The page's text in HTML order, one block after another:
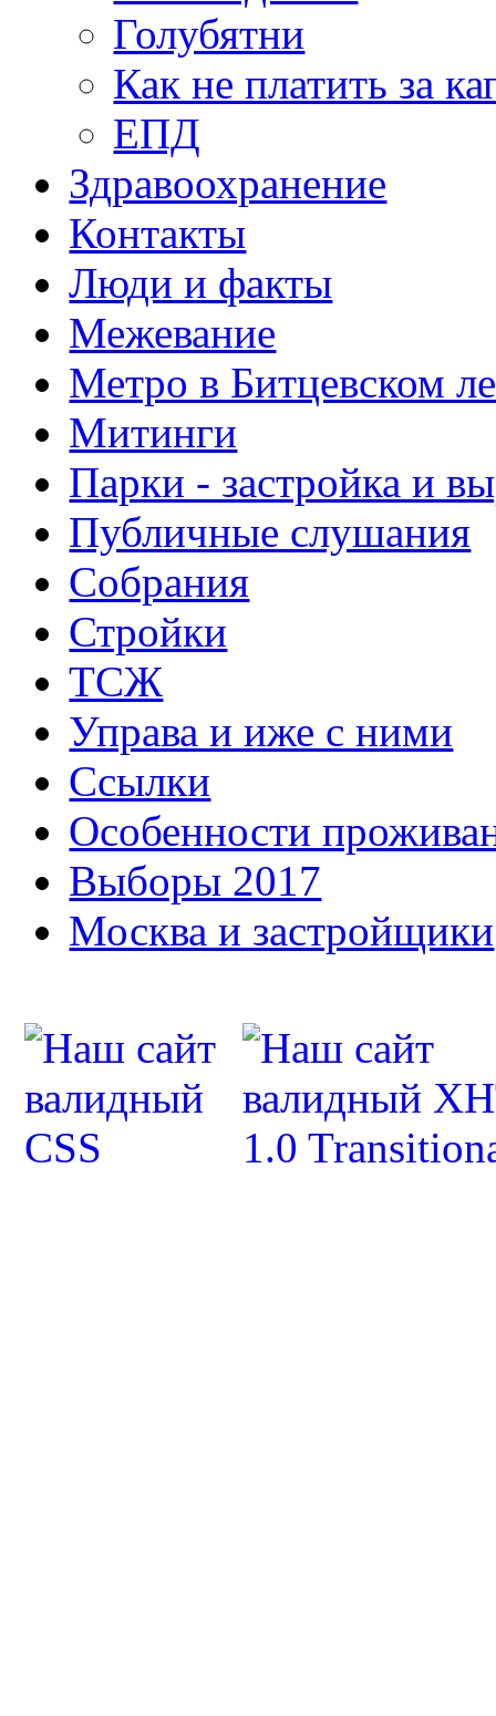
Голубятни
Как не платить за
ЕПД
Здравоохранение
Контакты
Люди и факты
Межевание
Метро в Битцевском
Митинги
Парки - застройка и
Публичные слушания
Собрания
Стройки
ТСЖ
Управа и иже с ними
Ссылки
Особенности
Выборы 2017
Москва и застройщики